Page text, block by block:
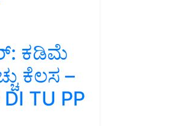
ಕಡಿಮೆ
ಕೆಲಸ –
TU PP